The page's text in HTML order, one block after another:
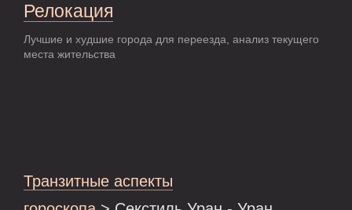
Релокация
Лучшие и худшие города для переезда, анализ текущего
места жительства
Транзитные аспекты